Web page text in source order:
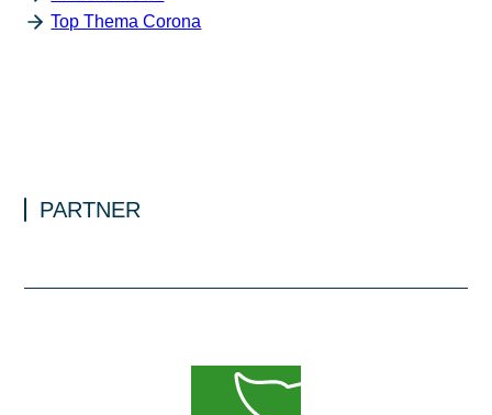
Top Thema Corona
PARTNER